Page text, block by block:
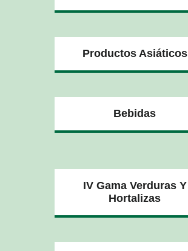
Productos Asiáticos
Bebidas
IV Gama Verduras Y
Hortalizas